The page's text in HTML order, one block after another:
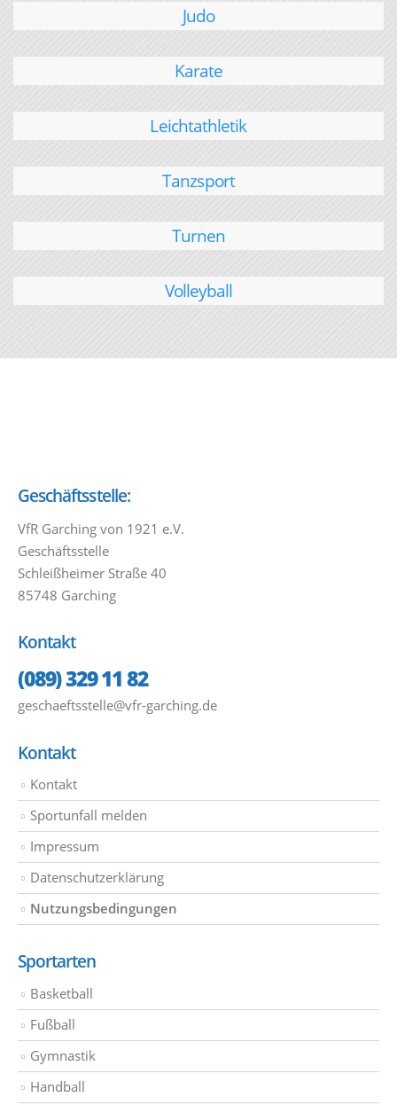
Judo
Karate
Leichtathletik
Tanzsport
Turnen
Volleyball
Geschäftsstelle:
VfR Garching von 1921 e.V.
Geschäftsstelle
Schleißheimer Straße 40
85748 Garching
Kontakt
(089) 329 11 82
geschaeftsstelle@vfr-garching.de
Kontakt
Kontakt
Sportunfall melden
Impressum
Datenschutzerklärung
Nutzungsbedingungen
Sportarten
Basketball
Fußball
Gymnastik
Handball